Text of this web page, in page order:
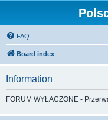
FAQ
Board index
Information
FORUM WYŁĄCZONE -